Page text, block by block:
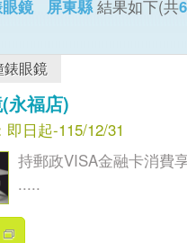
眼鏡 屏東縣 結果如下(共6
錶眼鏡
永福店)
即日起-115/12/31
持郵政VISA金融卡消費
.....